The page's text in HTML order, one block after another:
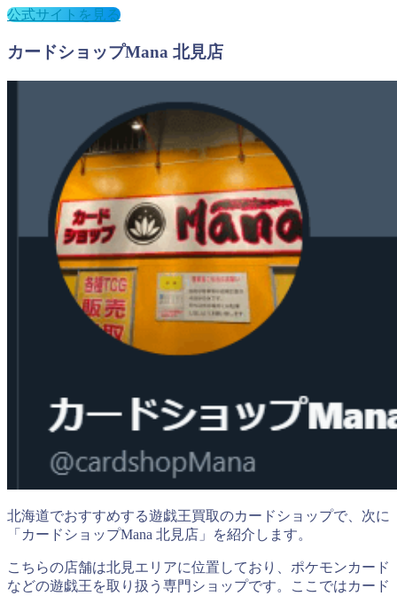
公式サイトを見る
カードショップMana 北見店
北海道でおすすめする遊戯王買取のカードショップで、次に
「カードショップMana 北見店」を紹介します。
こちらの店舗は北見エリアに位置しており、ポケモンカード
などの遊戯王を取り扱う専門ショップです。ここではカード